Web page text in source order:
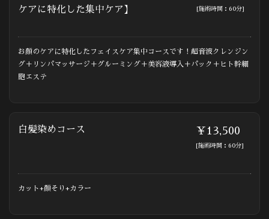
ケアに特化した集中ケア】
[施術時間：60分]
お顔のケアに特化したフェイスケア集中コースです！超音波クレンジン
グ＋リンパマッサージ＋グルーミング＋美容液導入＋パック＋ヒト幹細
胞エステ
白髪染めコース ￥13,500
[施術時間：60分]
カット+顔そり+カラー